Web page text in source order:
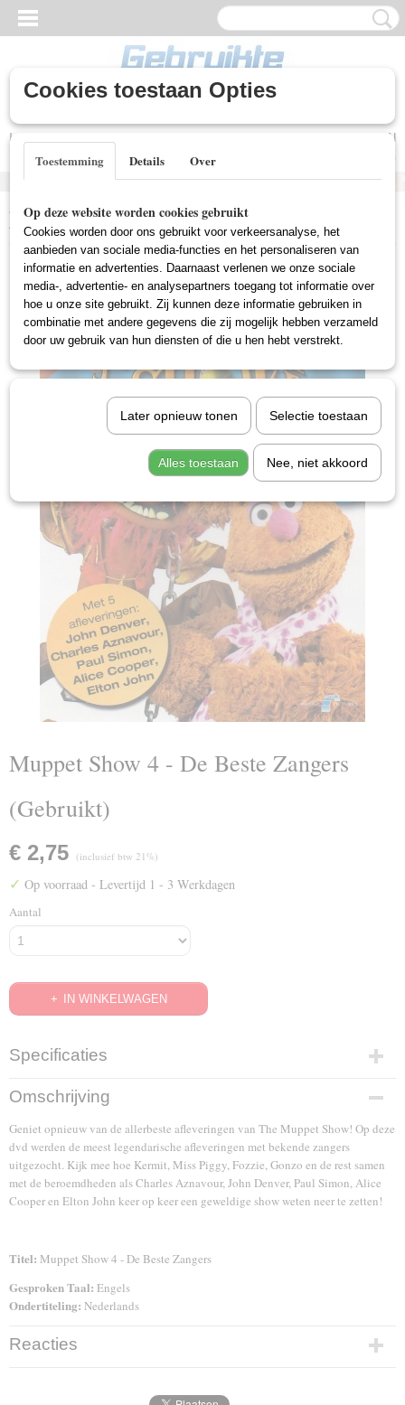
Inloggen
UW WINKELWAGEN
Home >Gebruikte DVD's>Comedy DVD Gebruikt
4 - De Beste Zangers (Gebruikt)
Muppet Show 4 - De Beste Zangers
(Gebruikt)
€ 2,75 (inclusief btw 21%)
✓ Op voorraad - Levertijd 1 - 3 Werkdagen
Aantal
IN WINKELWAGEN
Specificaties
EAN code
8711983464483
Omschrijving
Geniet opnieuw van de allerbeste afleveringen van The Muppet Show! Op deze
dvd werden de meest legendarische afleveringen met bekende zangers
uitgezocht. Kijk mee hoe Kermit, Miss Piggy, Fozzie, Gonzo en de rest samen
met de beroemdheden als Charles Aznavour, John Denver, Paul Simon, Alice
Cooper en Elton John keer op keer een geweldige show weten neer te zetten!
Titel: Muppet Show 4 - De Beste Zangers
Gesproken Taal: Engels
Ondertiteling: Nederlands
Reacties
Cookies toestaan Opties
Toestemming Details Over
Op deze website worden cookies gebruikt
Cookies worden door ons gebruikt voor verkeersanalyse, het
aanbieden van sociale media-functies en het personaliseren van
informatie en advertenties. Daarnaast verlenen we onze sociale
media-, advertentie- en analysepartners toegang tot informatie over
hoe u onze site gebruikt. Zij kunnen deze informatie gebruiken in
combinatie met andere gegevens die zij mogelijk hebben verzameld
door uw gebruik van hun diensten of die u hen hebt verstrekt.
Later opnieuw tonen Selectie toestaan
Alles toestaan Nee, niet akkoord